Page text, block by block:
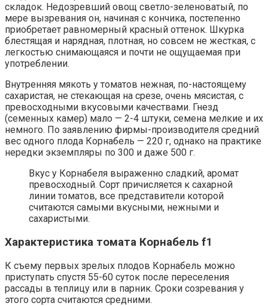
складок. Недозревший овощ светло-зеленоватый, по
мере вызревания он, начиная с кончика, постепенно
приобретает равномерный красный оттенок. Шкурка
блестящая и нарядная, плотная, но совсем не жесткая, с
легкостью снимающаяся и почти не ощущаемая при
употреблении.
Внутренняя мякоть у томатов нежная, по-настоящему
сахаристая, не стекающая на срезе, очень мясистая, с
превосходными вкусовыми качествами. Гнезд
(семенных камер) мало — 2-4 штуки, семена мелкие и их
немного. По заявлению фирмы-производителя средний
вес одного плода Корнабель — 220 г, однако на практике
нередки экземпляры по 300 и даже 500 г.
Вкус у Корнабеля выраженно сладкий, аромат
превосходный. Сорт причисляется к сахарной
линии томатов, все представители которой
считаются самыми вкусными, нежными и
сахаристыми.
Характеристика томата Корнабель f1
К съему первых зрелых плодов Корнабель можно
приступать спустя 55-60 суток после переселения
рассады в теплицу или в парник. Сроки созревания у
этого сорта считаются средними.